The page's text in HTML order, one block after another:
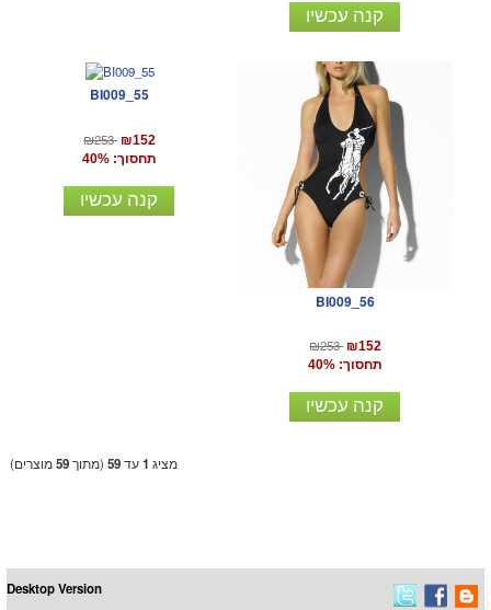
קנה עכשיו
BI009_55
₪253 ₪152
תחסוך: 40%
קנה עכשיו
BI009_56
₪253 ₪152
תחסוך: 40%
קנה עכשיו
מציג 1עד59 (מתוך59מוצרים)
Desktop Version